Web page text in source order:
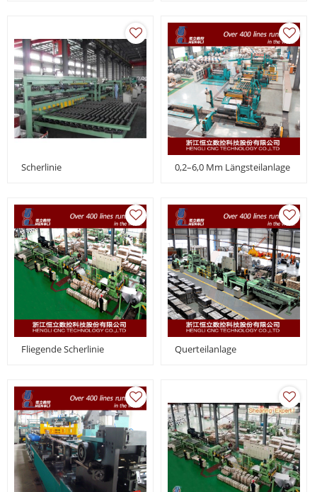
Scherlinie 0,2–6,0 Mm Längsteilanlage
Fliegende Scherlinie Querteilanlage